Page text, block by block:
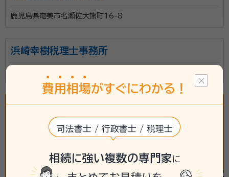
鹿児島県奄美市名瀬佐大熊町16-8
浜崎幸樹税理士事務所
費用 相場がすぐにわかる！
司法書士 / 行政書士 / 税理士
相続に強い複数の専門家に